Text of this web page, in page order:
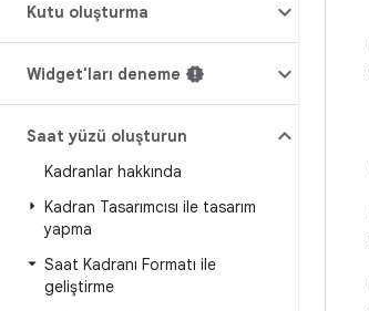
Kutu oluşturma
Widget'ları deneme
Saat yüzü oluşturun
Kadranlar hakkında
Kadran Tasarımcısı ile tasarım
yapma
Saat Kadranı Formatı ile
geliştirme